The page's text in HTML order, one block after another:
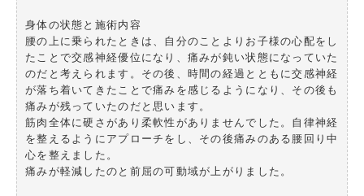
身体の状態と施術内容
腰の上に乗られたときは、自分のことよりお子様の心配をし
たことで交感神経優位になり、痛みが鈍い状態になっていた
のだと考えられます。その後、時間の経過とともに交感神経
が落ち着いてきたことで痛みを感じるようになり、その後も
痛みが残っていたのだと思います。
筋肉全体に硬さがあり柔軟性がありませんでした。自律神経
を整えるようにアプローチをし、その後痛みのある腰回り中
心を整えました。
痛みが軽減したのと前屈の可動域が上がりました。